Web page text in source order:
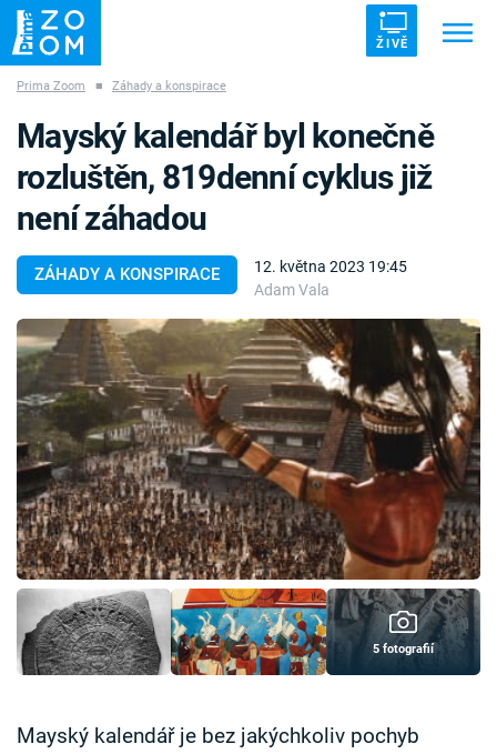
ŽIVĚ
ZÁHADY VETŘELCI DÁVNOVĚKU
Témata
Témata
Pořady
TV Program
Časopis
Sledujte prima+
Přihlášení
Sledujte nás
Prima Zoom ■ Záhady a konspirace
ZÁHADY A KONSPIRACE
12. května 2023 19:45
Adam Vala
Mayský kalendář byl konečně
rozluštěn, 819denní cyklus již
není záhadou
5 fotografií
Mayský kalendář je bez jakýchkoliv pochyb